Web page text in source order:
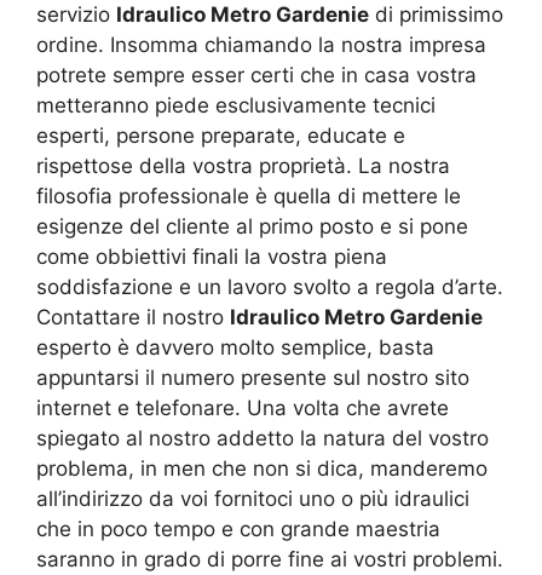
servizio Idraulico Metro Gardenie di primissimo
ordine. Insomma chiamando la nostra impresa
potrete sempre esser certi che in casa vostra
metteranno piede esclusivamente tecnici
esperti, persone preparate, educate e
rispettose della vostra proprietà. La nostra
filosofia professionale è quella di mettere le
esigenze del cliente al primo posto e si pone
come obbiettivi finali la vostra piena
soddisfazione e un lavoro svolto a regola d’arte.
Contattare il nostro Idraulico Metro Gardenie
esperto è davvero molto semplice, basta
appuntarsi il numero presente sul nostro sito
internet e telefonare. Una volta che avrete
spiegato al nostro addetto la natura del vostro
problema, in men che non si dica, manderemo
all’indirizzo da voi fornitoci uno o più idraulici
che in poco tempo e con grande maestria
saranno in grado di porre fine ai vostri problemi.